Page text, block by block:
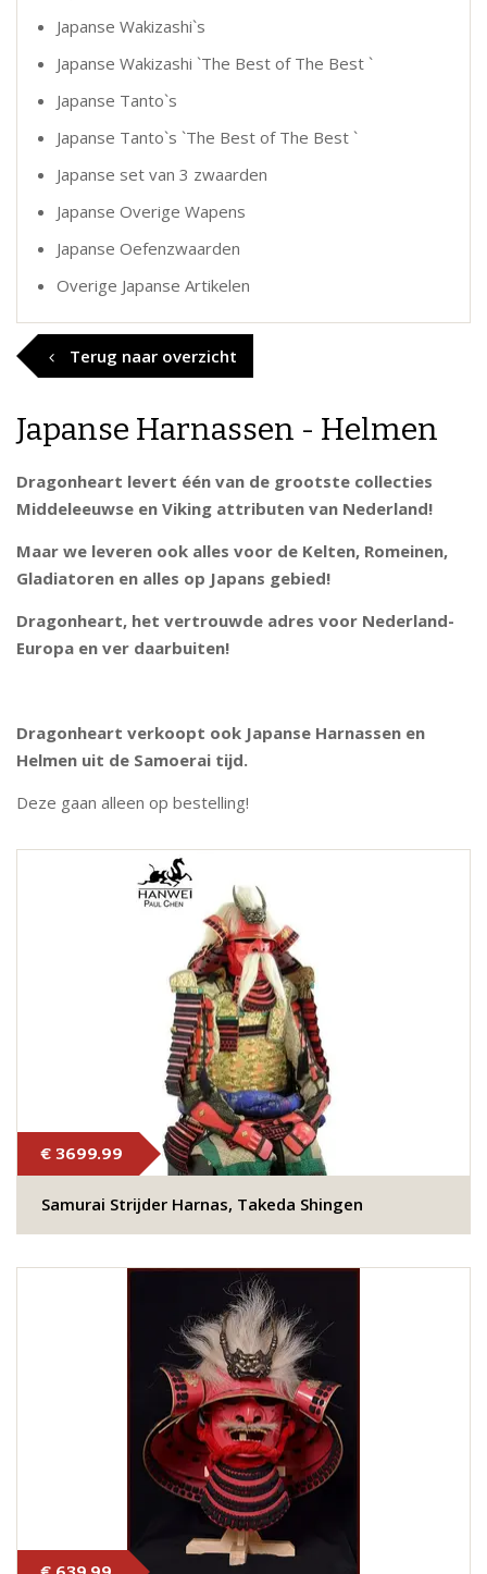
Japanse Wakizashi`s
Japanse Wakizashi `The Best of The Best `
Japanse Tanto`s
Japanse Tanto`s `The Best of The Best `
Japanse set van 3 zwaarden
Japanse Overige Wapens
Japanse Oefenzwaarden
Overige Japanse Artikelen
Terug naar overzicht
Japanse Harnassen - Helmen
Dragonheart levert één van de grootste collecties
Middeleeuwse en Viking attributen van Nederland!
Maar we leveren ook alles voor de Kelten, Romeinen,
Gladiatoren en alles op Japans gebied!
Dragonheart, het vertrouwde adres voor Nederland-
Europa en ver daarbuiten!
Dragonheart verkoopt ook Japanse Harnassen en
Helmen uit de Samoerai tijd.
Deze gaan alleen op bestelling!
€ 3699.99
Samurai Strijder Harnas, Takeda Shingen